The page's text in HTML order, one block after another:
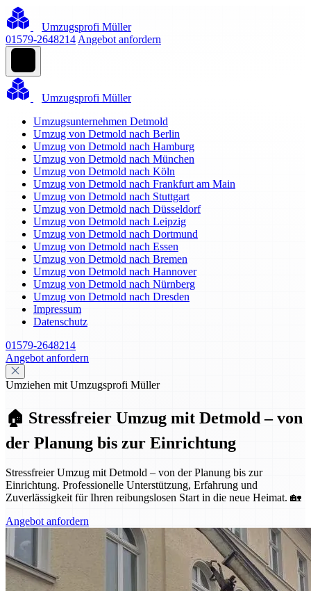
Umzugsprofi Müller
01579-2648214 Angebot anfordern
Umzugsprofi Müller
Umzugsunternehmen Detmold
Umzug von Detmold nach Berlin
Umzug von Detmold nach Hamburg
Umzug von Detmold nach München
Umzug von Detmold nach Köln
Umzug von Detmold nach Frankfurt am Main
Umzug von Detmold nach Stuttgart
Umzug von Detmold nach Düsseldorf
Umzug von Detmold nach Leipzig
Umzug von Detmold nach Dortmund
Umzug von Detmold nach Essen
Umzug von Detmold nach Bremen
Umzug von Detmold nach Hannover
Umzug von Detmold nach Nürnberg
Umzug von Detmold nach Dresden
Impressum
Datenschutz
01579-2648214
Angebot anfordern
Umziehen mit Umzugsprofi Müller
🏠 Stressfreier Umzug mit Detmold – von
der Planung bis zur Einrichtung
Stressfreier Umzug mit Detmold – von der Planung bis zur
Einrichtung. Professionelle Unterstützung, Erfahrung und
Zuverlässigkeit für Ihren reibungslosen Start in die neue Heimat. 🏡
Angebot anfordern